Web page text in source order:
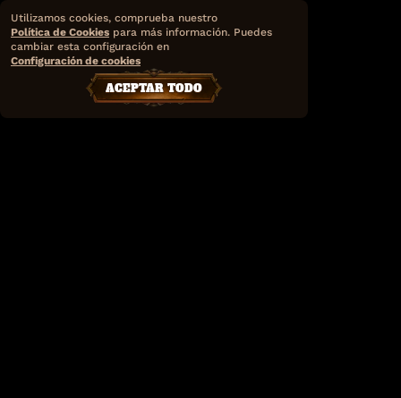
Utilizamos cookies, comprueba nuestro
Política de Cookies para más información. Puedes
cambiar esta configuración en
Configuración de cookies
ACEPTAR TODO